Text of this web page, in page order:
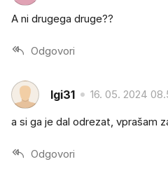
A ni drugega druge??
Odgovori
Igi31 16. 05. 2024
a si ga je dal odrezat, vprašam
Odgovori